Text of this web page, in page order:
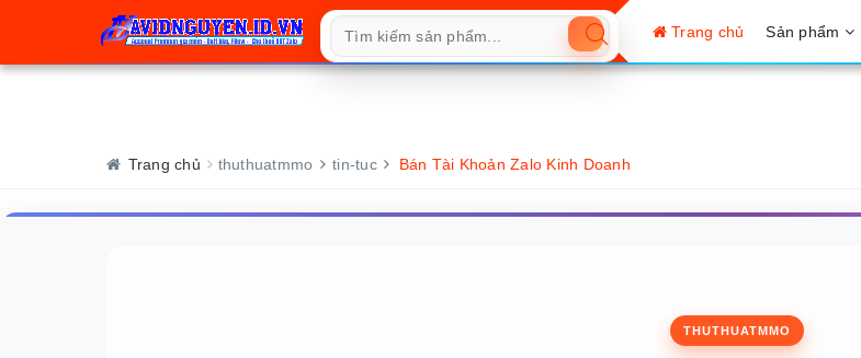
Trang chủ Sản phẩm
Trang chủ thuthuatmmo tin-tuc Bán Tài Khoản Zalo Kinh Doanh
THUTHUATMMO